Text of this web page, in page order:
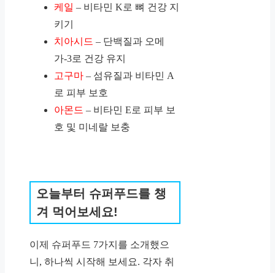
케일 – 비타민 K로 뼈 건강 지
키기
치아시드 – 단백질과 오메
가-3로 건강 유지
고구마 – 섬유질과 비타민 A
로 피부 보호
아몬드 – 비타민 E로 피부 보
호 및 미네랄 보충
오늘부터 슈퍼푸드를 챙
겨 먹어보세요!
이제 슈퍼푸드 7가지를 소개했으
니, 하나씩 시작해 보세요. 각자 취